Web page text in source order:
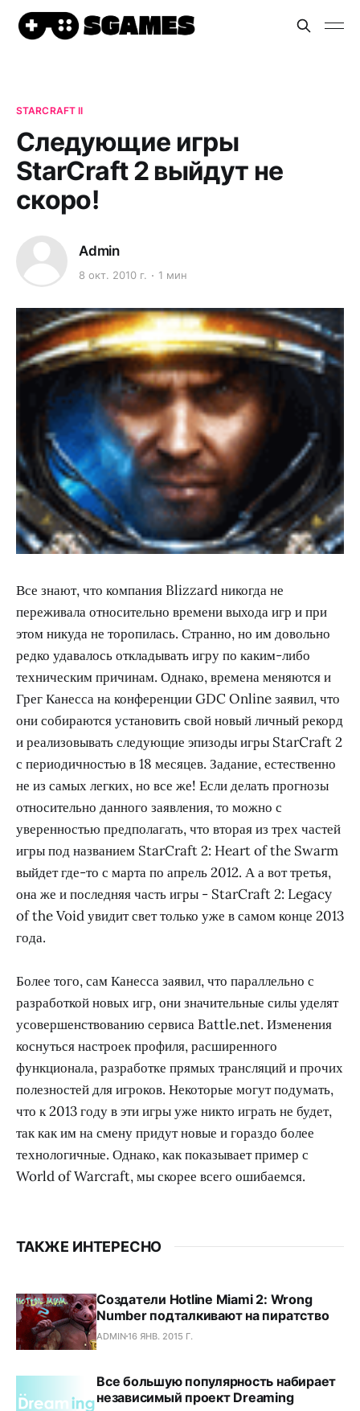
STARCRAFT II
Следующие игры
StarCraft 2 выйдут не
скоро!
Admin
8 окт. 2010 г. 1 мин
Все знают, что компания Blizzard никогда не
переживала относительно времени выхода игр и при
этом никуда не торопилась. Странно, но им довольно
редко удавалось откладывать игру по каким-либо
техническим причинам. Однако, времена меняются и
Грег Канесса на конференции GDC Online заявил, что
они собираются установить свой новый личный рекорд
и реализовывать следующие эпизоды игры StarCraft 2
с периодичностью в 18 месяцев. Задание, естественно
не из самых легких, но все же! Если делать прогнозы
относительно данного заявления, то можно с
уверенностью предполагать, что вторая из трех частей
игры под названием StarCraft 2: Heart of the Swarm
выйдет где-то с марта по апрель 2012. А а вот третья,
она же и последняя часть игры - StarCraft 2: Legacy
of the Void увидит свет только уже в самом конце 2013
года.
Более того, сам Канесса заявил, что параллельно с
разработкой новых игр, они значительные силы уделят
усовершенствованию сервиса Battle.net. Изменения
коснуться настроек профиля, расширенного
функционала, разработке прямых трансляций и прочих
полезностей для игроков. Некоторые могут подумать,
что к 2013 году в эти игры уже никто играть не будет,
так как им на смену придут новые и гораздо более
технологичные. Однако, как показывает пример с
World of Warcraft, мы скорее всего ошибаемся.
ТАКЖЕ ИНТЕРЕСНО
Создатели Hotline Miami 2: Wrong
Number подталкивают на пиратство
ADMIN16 ЯНВ. 2015 Г.
Все большую популярность набирает
независимый проект Dreaming